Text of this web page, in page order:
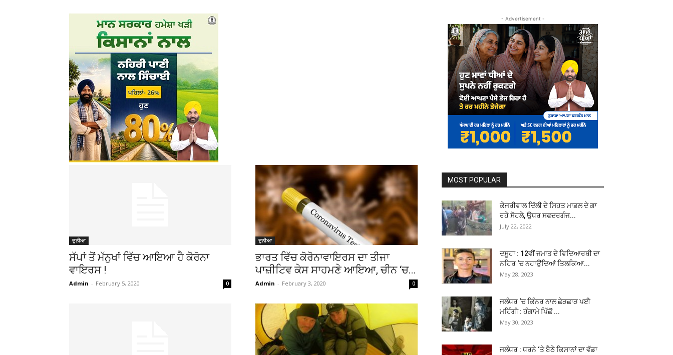
ਦੁਨੀਆ
ਸੱਪਾਂ ਤੋਂ ਮੱਨੁਖਾਂ ਵਿੱਚ ਆਇਆ ਹੈ ਕੋਰੋਨਾ
ਵਾਇਰਸ !
Admin - February 5, 2020 0
ਦੁਨੀਆ
ਭਾਰਤ ਵਿੱਚ ਕੋਰੋਨਾਵਾਇਰਸ ਦਾ ਤੀਜਾ
ਪਾਜ਼ੀਟਿਵ ਕੇਸ ਸਾਹਮਣੇ ਆਇਆ, ਚੀਨ ‘ਚ...
Admin - February 3, 2020 0
- Advertisement -
MOST POPULAR
ਕੇਜਰੀਵਾਲ ਦਿੱਲੀ ਦੇ ਸਿਹਤ ਮਾਡਲ ਦੇ ਗਾ
ਰਹੇ ਸੋਹਲੇ, ਉਧਰ ਸਫਦਰਗੰਜ...
July 22, 2022
ਦਸੂਹਾ : 12ਵੀਂ ਜਮਾਤ ਦੇ ਵਿਦਿਆਰਥੀ ਦਾ
ਨਹਿਰ ‘ਚ ਨਹਾਉਂਦਿਆਂ ਤਿਲਕਿਆ...
May 28, 2023
ਜਲੰਧਰ ‘ਚ ਕਿੰਨਰ ਨਾਲ ਛੇੜਛਾੜ ਪਈ
ਮਹਿੰਗੀ : ਹੰਗਾਮੇ ਪਿੱਛੋਂ ...
May 30, 2023
ਜਲੰਧਰ : ਧਰਨੇ ‘ਤੇ ਬੈਠੇ ਕਿਸਾਨਾਂ ਦਾ ਵੱਡਾ